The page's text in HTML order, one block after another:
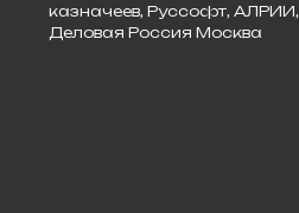
казначеев, Руссофт, АЛРИИ,
Деловая Россия Москва